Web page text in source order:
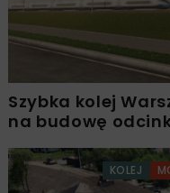
Szybka kolej
na budowę
KOLEJ